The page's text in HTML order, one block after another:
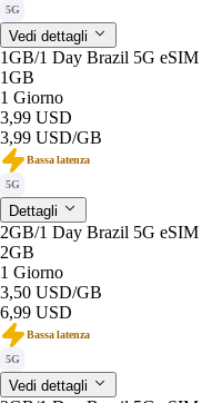
5G
Vedi dettagli
1GB/1 Day Brazil 5G eSIM
1GB
1 Giorno
3,99 USD
3,99 USD/GB
Bassa latenza
5G
Dettagli
2GB/1 Day Brazil 5G eSIM
2GB
1 Giorno
3,50 USD/GB
6,99 USD
Bassa latenza
5G
Vedi dettagli